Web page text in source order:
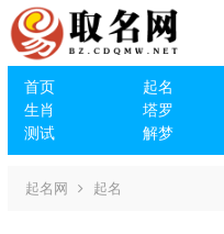
首页 起名
生肖
塔罗
测试
解梦
起名网 起名